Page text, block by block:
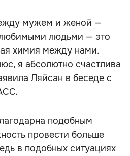
мужем и женой —
людьми — это
химия между нами.
я абсолютно счастлива
Ляйсан в беседе с
подобным
провести больше
в подобных ситуациях